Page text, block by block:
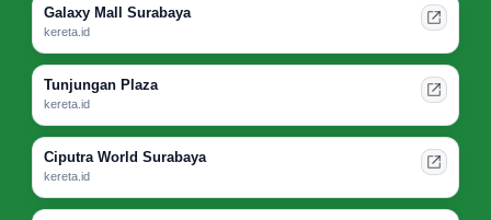
Galaxy Mall Surabaya
kereta.id
Tunjungan Plaza
kereta.id
Ciputra World Surabaya
kereta.id